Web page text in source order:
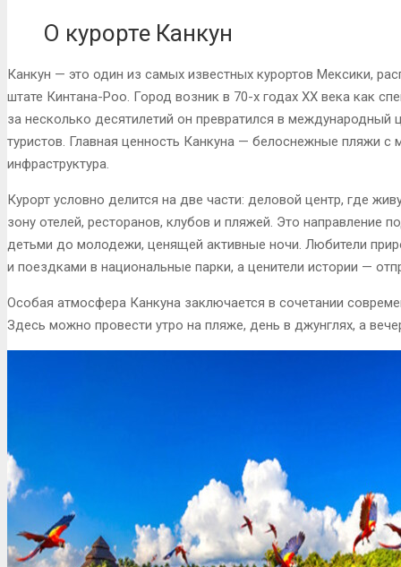
О курорте Канкун
Канкун — это один из самых известных курортов Мексики,
штате Кинтана-Роо. Город возник в 70-х годах XX века как
за несколько десятилетий он превратился в
туристов. Главная ценность Канкуна — белоснежные пляжи с
инфраструктура.
Курорт условно делится на две части: деловой центр, где
зону отелей, ресторанов, клубов и пляжей. Это направление
детьми до молодежи, ценящей активные ночи. Любители
и поездками в национальные парки, а ценители истории —
Особая атмосфера Канкуна заключается в сочетании
Здесь можно провести утро на пляже, день в джунглях, а